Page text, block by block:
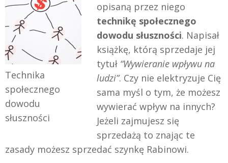
Technika
społecznego
dowodu
słuszności
opisaną przez niego
technikę społecznego
dowodu słuszności. Napisał
książkę, którą sprzedaje jej
tytuł “Wywieranie wpływu na
ludzi”. Czy nie elektryzuje Cię
sama myśl o tym, że możesz
wywierać wpływ na innych?
Jeżeli zajmujesz się
sprzedażą to znając te
zasady możesz sprzedać szynkę Rabinowi.